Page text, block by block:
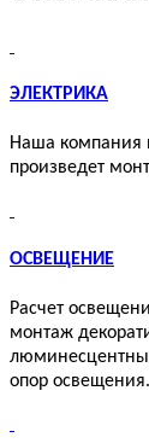
ЭЛЕКТРИКА
Наша компания
произведет
ОСВЕЩЕНИЕ
Расчет
монтаж
опор освещения.